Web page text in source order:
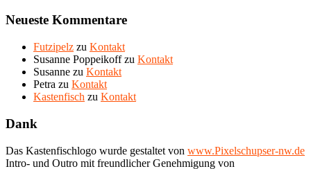
Neueste Kommentare
Futzipelz zu Kontakt
Susanne Poppeikoffzu Kontakt
Susanne zu Kontakt
Petra zu Kontakt
Kastenfisch zu Kontakt
Dank
Das Kastenfischlogo wurde gestaltet von www.Pixelschupser-nw.de
Intro- und Outro mit freundlicher Genehmigung von